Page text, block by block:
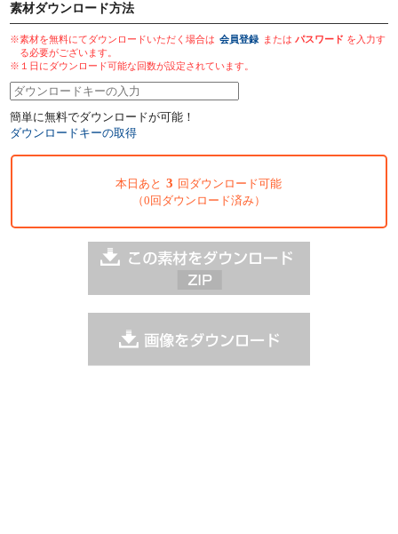
素材ダウンロード方法
※素材を無料にてダウンロードいただく場合は 会員登録 またはパスワード を入力す
る必要がございます。
※１日にダウンロード可能な回数が設定されています。
簡単に無料でダウンロードが可能！
ダウンロードキーの取得
本日あと 3 回ダウンロード可能
（0回ダウンロード済み）